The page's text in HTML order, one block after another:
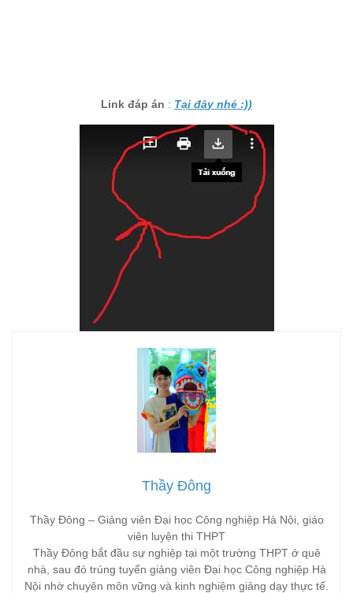
Link đáp án : Tại đây nhé :))
Thầy Đông
Thầy Đông – Giảng viên Đại học Công nghiệp Hà Nội, giáo
viên luyện thi THPT
Thầy Đông bắt đầu sự nghiệp tại một trường THPT ở quê
nhà, sau đó trúng tuyển giảng viên Đại học Công nghiệp Hà
Nội nhờ chuyên môn vững và kinh nghiệm giảng dạy thực tế.